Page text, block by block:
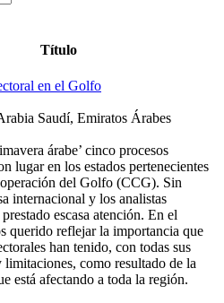
Título
en el Golfo
Saudí, Emiratos Árabes
árabe’ cinco procesos
lugar en los estados pertenecientes
del Golfo (CCG). Sin
internacional y los analistas
escasa atención. En el
querido reflejar la importancia que
han tenido, con todas sus
limitaciones, como resultado de la
está afectando a toda la región.